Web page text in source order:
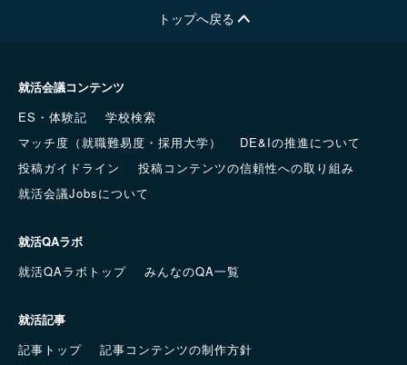
トップへ戻る
就活会議コンテンツ
ES・体験記
学校検索
マッチ度（就職難易度・採用大学）
DE&Iの推進について
投稿ガイドライン
投稿コンテンツの信頼性への取り組み
就活会議Jobsについて
就活QAラボ
就活QAラボトップ
みんなのQA一覧
就活記事
記事トップ
記事コンテンツの制作方針